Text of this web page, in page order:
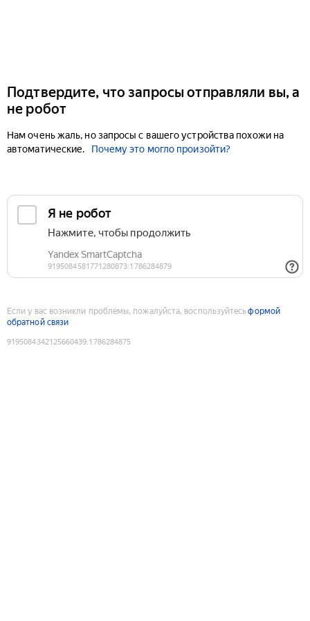
Подтвердите, что запросы отправляли вы, а
не робот
Нам очень жаль, но запросы с вашего устройства похожи на
автоматические.
Почему это могло произойти?
Если у вас возникли проблемы, пожалуйста, воспользуйтесьформой
обратной связи
9195084342125660439:1786284875